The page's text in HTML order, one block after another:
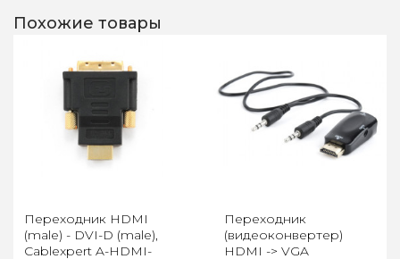
Похожие товары
Переходник HDMI
(male) - DVI-D (male),
Cablexpert A-HDMI-
Переходник
(видеоконвертер)
HDMI -> VGA